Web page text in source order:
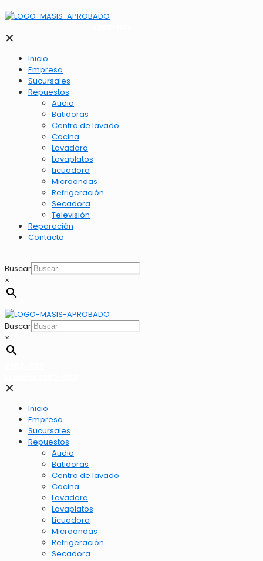
✕
Inicio
Empresa
Sucursales
Repuestos
Audio
Batidoras
Centro de lavado
Cocina
Lavadora
Lavaplatos
Licuadora
Microondas
Refrigeración
Secadora
Televisión
Reparación
Contacto
Buscar
×
Buscar
×
✕
Inicio
Empresa
Sucursales
Repuestos
Audio
Batidoras
Centro de lavado
Cocina
Lavadora
Lavaplatos
Licuadora
Microondas
Refrigeración
Secadora